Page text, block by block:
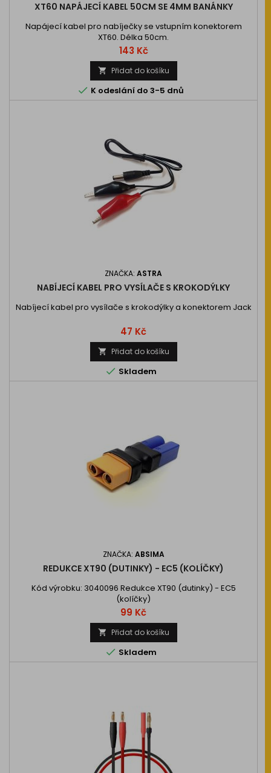
XT60 NAPÁJECÍ KABEL 50CM SE 4MM BANÁNKY
Napájecí kabel pro nabíječky se vstupním konektorem
XT60. Délka 50cm.
Cena
143 Kč
 Přidat do košíku
 K odeslání do 3-5 dnů
ZNAČKA: ASTRA
NABÍJECÍ KABEL PRO VYSÍLAČE S KROKODÝLKY
Nabíjecí kabel pro vysílače s krokodýlky a konektorem Jack
Cena
47 Kč
 Přidat do košíku
 Skladem
ZNAČKA: ABSIMA
REDUKCE XT90 (DUTINKY) - EC5 (KOLÍČKY)
Kód výrobku: 3040096 Redukce XT90 (dutinky) - EC5
(kolíčky)
Cena
99 Kč
 Přidat do košíku
 Skladem